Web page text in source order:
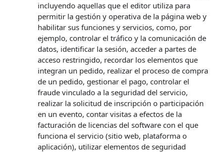
incluyendo aquellas que el editor utiliza para
permitir la gestión y operativa de la página web y
habilitar sus funciones y servicios, como, por
ejemplo, controlar el tráfico y la comunicación de
datos, identificar la sesión, acceder a partes de
acceso restringido, recordar los elementos que
integran un pedido, realizar el proceso de compra
de un pedido, gestionar el pago, controlar el
fraude vinculado a la seguridad del servicio,
realizar la solicitud de inscripción o participación
en un evento, contar visitas a efectos de la
facturación de licencias del software con el que
funciona el servicio (sitio web, plataforma o
aplicación), utilizar elementos de seguridad